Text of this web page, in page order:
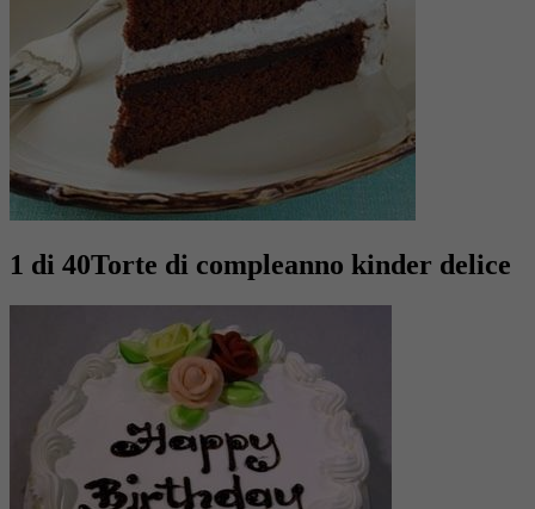
1 di 40Torte di compleanno kinder delice